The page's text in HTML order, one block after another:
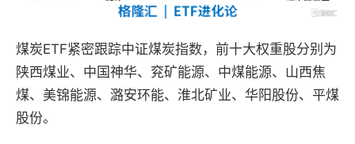
煤炭ETF紧密跟踪中证煤炭指数，前十大权重股分别为
陕西煤业、中国神华、兖矿能源、中煤能源、山西焦
煤、美锦能源、潞安环能、淮北矿业、华阳股份、平煤
股份。